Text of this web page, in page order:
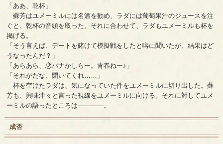
「ああ、乾杯」
蘇芳はユメーミルには名酒を勧め、ラダには葡萄果汁のジュースを注
ぐと、乾杯の音頭を取った。それに合わせて、ラダもユメーミルも杯を
掲げる。
「そう言えば、デートを賭けて模擬戦をしたと噂に聞いたが、結果はど
うなったんだ？」
「あらあら、恋バナかしらー。青春ねー♪」
「それがだな、聞いてくれ……」
杯を空けたラダは、気になっていた件をユメーミルに切り出した。蘇
芳も、興味津々と言った視線をユメーミルに向ける。それに対してユメ
ーミルの語ったところは――――。
成否